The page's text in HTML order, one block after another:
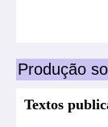
Produção
Textos